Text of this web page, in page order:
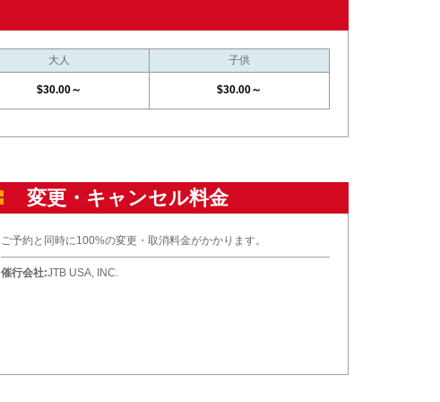
大人
子供
$30.00～ $30.00～
変更・キャンセル料金
ご予約と同時に100%の変更・取消料金がかかります。
催行会社:JTB USA, INC.